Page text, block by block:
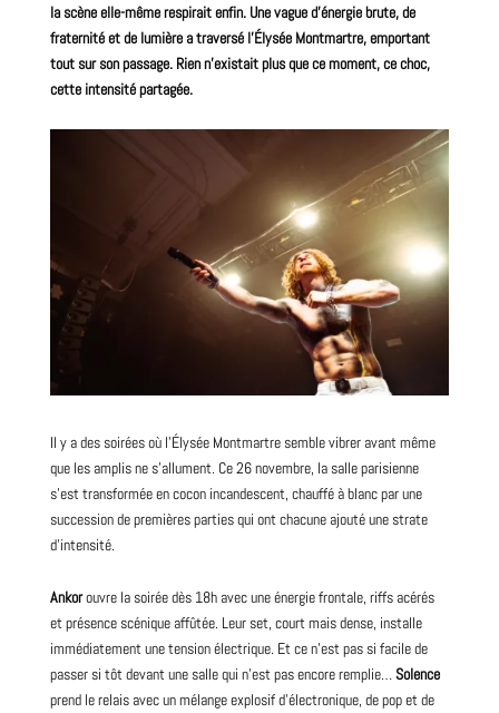
la scène elle-même respirait enfin. Une vague d’énergie brute, de
fraternité et de lumière a traversé l’Élysée Montmartre, emportant
tout sur son passage. Rien n’existait plus que ce moment, ce choc,
cette intensité partagée.
Il y a des soirées où l’Élysée Montmartre semble vibrer avant même
que les amplis ne s’allument. Ce 26 novembre, la salle parisienne
s’est transformée en cocon incandescent, chauffé à blanc par une
succession de premières parties qui ont chacune ajouté une strate
d’intensité.
Ankorouvre la soirée dès 18h avec une énergie frontale, riffs acérés
et présence scénique affûtée. Leur set, court mais dense, installe
immédiatement une tension électrique. Et ce n’est pas si facile de
passer si tôt devant une salle qui n’est pas encore remplie… Solence
prend le relais avec un mélange explosif d’électronique, depopet de